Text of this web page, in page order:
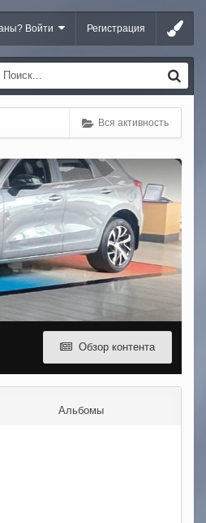
Войти Регистрация
Вся активность
Обзор контента
Альбомы